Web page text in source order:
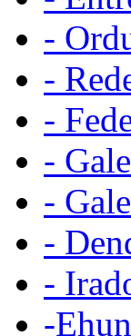
-
-
-
-
-
-
-
-